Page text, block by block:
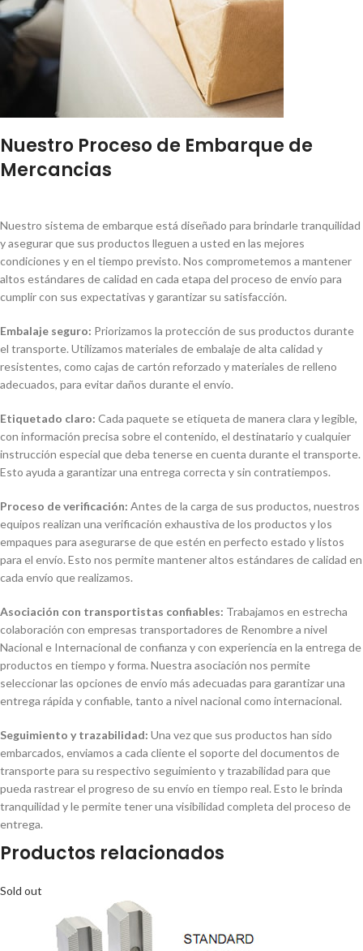
Nuestro Proceso de Embarque de
Mercancias
Nuestro sistema de embarque está diseñado para brindarle tranquilidad
y asegurar que sus productos lleguen a usted en las mejores
condiciones y en el tiempo previsto. Nos comprometemos a mantener
altos estándares de calidad en cada etapa del proceso de envío para
cumplir con sus expectativas y garantizar su satisfacción.
Embalaje seguro: Priorizamos la protección de sus productos durante
el transporte. Utilizamos materiales de embalaje de alta calidad y
resistentes, como cajas de cartón reforzado y materiales de relleno
adecuados, para evitar daños durante el envío.
Etiquetado claro: Cada paquete se etiqueta de manera clara y legible,
con información precisa sobre el contenido, el destinatario y cualquier
instrucción especial que deba tenerse en cuenta durante el transporte.
Esto ayuda a garantizar una entrega correcta y sin contratiempos.
Proceso de verificación: Antes de la carga de sus productos, nuestros
equipos realizan una verificación exhaustiva de los productos y los
empaques para asegurarse de que estén en perfecto estado y listos
para el envío. Esto nos permite mantener altos estándares de calidad en
cada envío que realizamos.
Asociación con transportistas confiables: Trabajamos en estrecha
colaboración con empresas transportadores de Renombre a nivel
Nacional e Internacional de confianza y con experiencia en la entrega de
productos en tiempo y forma. Nuestra asociación nos permite
seleccionar las opciones de envío más adecuadas para garantizar una
entrega rápida y confiable, tanto a nivel nacional como internacional.
Seguimiento y trazabilidad: Una vez que sus productos han sido
embarcados, enviamos a cada cliente el soporte del documentos de
transporte para su respectivo seguimiento y trazabilidad para que
pueda rastrear el progreso de su envío en tiempo real. Esto le brinda
tranquilidad y le permite tener una visibilidad completa del proceso de
entrega.
Productos relacionados
Sold out